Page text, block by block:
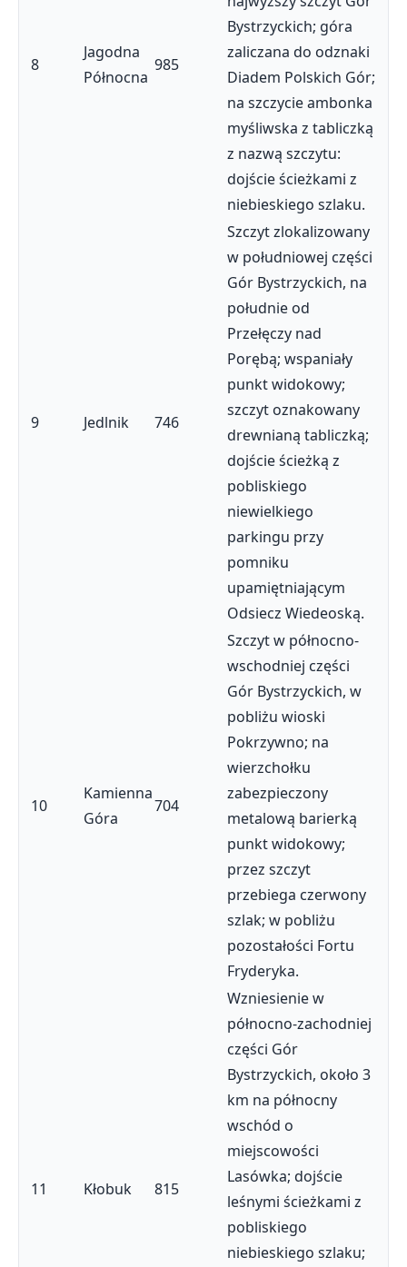
8
Jagodna
Północna
985
Bystrzyckich; góra
zaliczana do odznaki
Diadem Polskich Gór;
na szczycie ambonka
myśliwska z tabliczką
z nazwą szczytu:
dojście ścieżkami z
niebieskiego szlaku.
9 Jedlnik 746
Szczyt zlokalizowany
w południowej części
Gór Bystrzyckich, na
południe od
Przełęczy nad
Porębą; wspaniały
punkt widokowy;
szczyt oznakowany
drewnianą tabliczką;
dojście ścieżką z
pobliskiego
niewielkiego
parkingu przy
pomniku
upamiętniającym
Odsiecz Wiedeoską.
10
Kamienna
Góra
704
Szczyt w północno-
wschodniej części
Gór Bystrzyckich, w
pobliżu wioski
Pokrzywno; na
wierzchołku
zabezpieczony
metalową barierką
punkt widokowy;
przez szczyt
przebiega czerwony
szlak; w pobliżu
pozostałości Fortu
Fryderyka.
11 Kłobuk 815
Wzniesienie w
północno-zachodniej
części Gór
Bystrzyckich, około 3
km na północny
wschód o
miejscowości
Lasówka; dojście
leśnymi ścieżkami z
pobliskiego
niebieskiego szlaku;